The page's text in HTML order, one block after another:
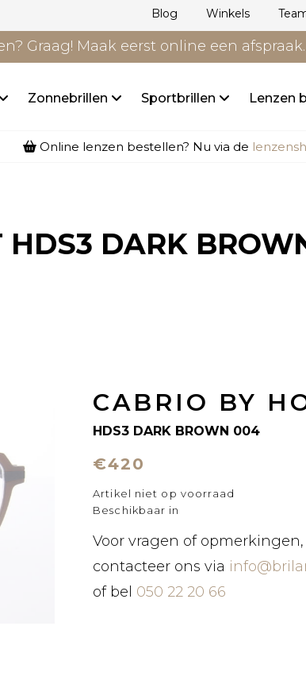
Blog Winkels
Graag! Maak eerst online een afspraak.
Zonnebrillen Sportbrillen Lenzen
Online lenzen bestellen? Nu via de
HDS3 DARK
CABRIO BY
HDS3 DARK BROWN 004
€420
Artikel niet op voorraad
Beschikbaar in
Voor vragen of opmerkingen,
contacteer ons via
of bel 050 22 20 66